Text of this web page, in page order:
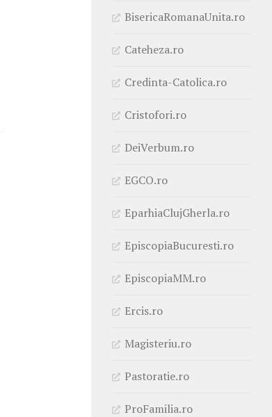
BisericaRomanaUnita.ro
Cateheza.ro
Credinta-Catolica.ro
Cristofori.ro
DeiVerbum.ro
EGCO.ro
EparhiaClujGherla.ro
EpiscopiaBucuresti.ro
EpiscopiaMM.ro
Ercis.ro
Magisteriu.ro
Pastoratie.ro
ProFamilia.ro